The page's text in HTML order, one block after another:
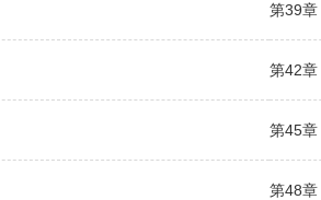
第39章
第42章
第45章
第48